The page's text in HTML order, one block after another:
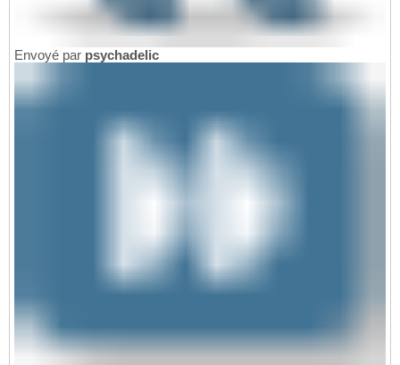
Envoyé par psychadelic